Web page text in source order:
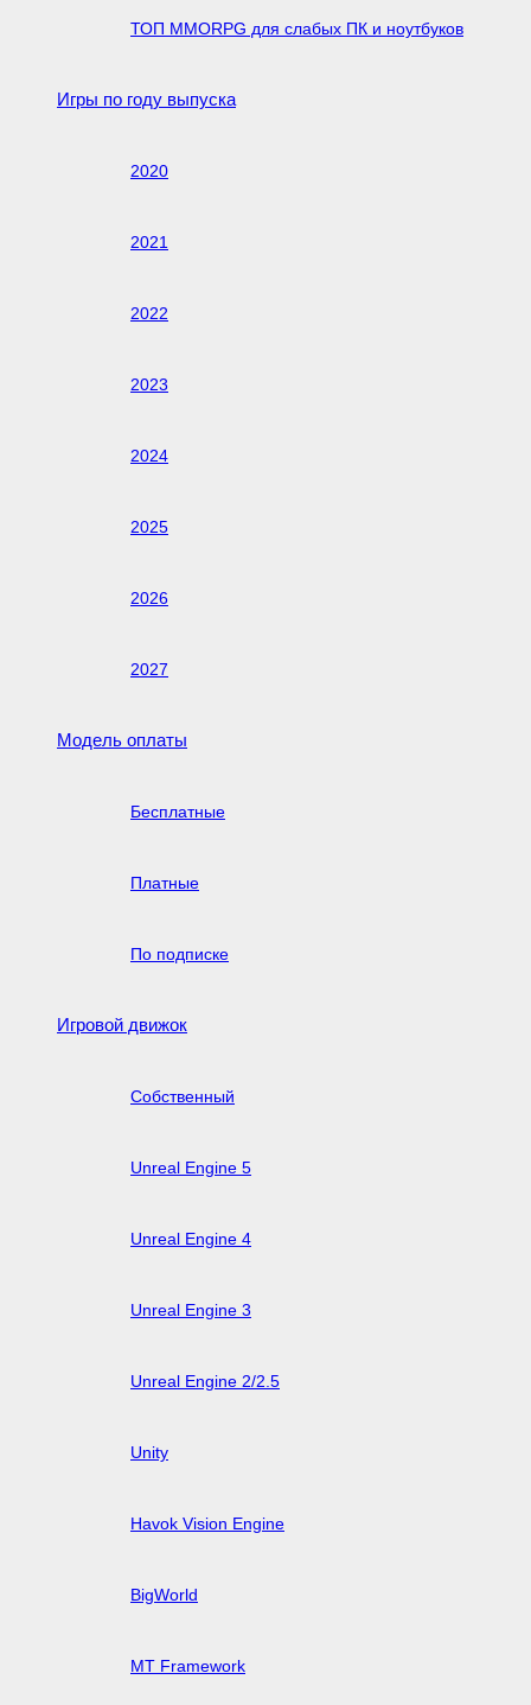
ТОП MMORPG для слабых ПК и ноутбуков
Игры по году выпуска
2020
2021
2022
2023
2024
2025
2026
2027
Модель оплаты
Бесплатные
Платные
По подписке
Игровой движок
Собственный
Unreal Engine 5
Unreal Engine 4
Unreal Engine 3
Unreal Engine 2/2.5
Unity
Havok Vision Engine
BigWorld
MT Framework